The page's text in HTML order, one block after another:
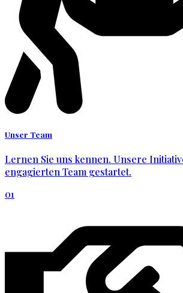
Unser Team
Lernen Sie uns kennen. Unsere
engagierten Team gestartet.
01